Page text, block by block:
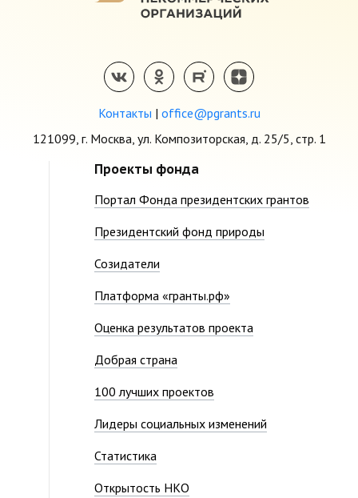
Контакты | office@pgrants.ru
121099, г. Москва, ул. Композиторская, д. 25/5, стр. 1
Проекты фонда
Портал Фонда президентских грантов
Президентский фонд природы
Созидатели
Платформа «гранты.рф»
Оценка результатов проекта
Добрая страна
100 лучших проектов
Лидеры социальных изменений
Статистика
Открытость НКО